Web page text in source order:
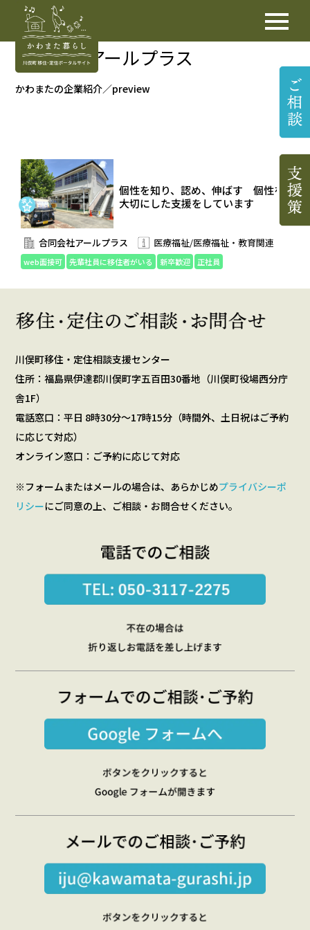
合同会社アールプラス
かわまたの企業紹介／preview
個性を知り、認め、伸ばす 個性を
大切にした支援をしています
合同会社アールプラス 医療福祉/医療福祉・教育関連
web面接可 先輩社員に移住者がいる 新卒歓迎 正社員
川俣町移住・定住相談支援センター
住所：福島県伊達郡川俣町字五百田30番地（川俣町役場西分庁
舎1F）
電話窓口：平日 8時30分～17時15分（時間外、土日祝はご予約
に応じて対応）
オンライン窓口：ご予約に応じて対応
※フォームまたはメールの場合は、あらかじめプライバシーポ
リシーにご同意の上、ご相談・お問合せください。